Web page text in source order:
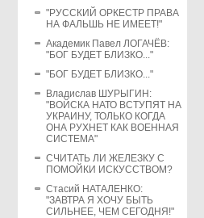
"РУССКИЙ ОРКЕСТР ПРАВА
НА ФАЛЬШЬ НЕ ИМЕЕТ!"
Академик Павел ЛОГАЧЁВ:
"БОГ БУДЕТ БЛИЗКО..."
"БОГ БУДЕТ БЛИЗКО..."
Владислав ШУРЫГИН:
"ВОЙСКА НАТО ВСТУПЯТ НА
УКРАИНУ, ТОЛЬКО КОГДА
ОНА РУХНЕТ КАК ВОЕННАЯ
СИСТЕМА"
СЧИТАТЬ ЛИ ЖЕЛЕЗКУ С
ПОМОЙКИ ИСКУССТВОМ?
Стасий НАТАЛЕНКО:
"ЗАВТРА Я ХОЧУ БЫТЬ
СИЛЬНЕЕ, ЧЕМ СЕГОДНЯ!"